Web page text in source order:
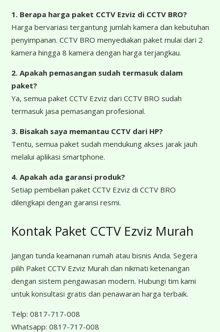
1. Berapa harga paket CCTV Ezviz di CCTV BRO?
Harga bervariasi tergantung jumlah kamera dan kebutuhan
penyimpanan. CCTV BRO menyediakan paket mulai dari 2
kamera hingga 8 kamera dengan harga terjangkau.
2. Apakah pemasangan sudah termasuk dalam
paket?
Ya, semua paket CCTV Ezviz dari CCTV BRO sudah
termasuk jasa pemasangan profesional.
3. Bisakah saya memantau CCTV dari HP?
Tentu, semua paket sudah mendukung akses jarak jauh
melalui aplikasi smartphone.
4. Apakah ada garansi produk?
Setiap pembelian paket CCTV Ezviz di CCTV BRO
dilengkapi dengan garansi resmi.
Kontak Paket CCTV Ezviz Murah
Jangan tunda keamanan rumah atau bisnis Anda. Segera
pilih Paket CCTV Ezviz Murah dan nikmati ketenangan
dengan sistem pengawasan modern. Hubungi tim kami
untuk konsultasi gratis dan penawaran harga terbaik.
Telp: 0817-717-008
Whatsapp: 0817-717-008